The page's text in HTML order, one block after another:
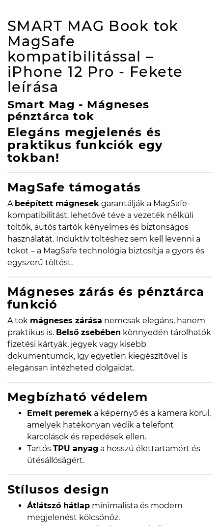
SMART MAG Book tok
MagSafe
kompatibilitással –
iPhone 12 Pro - Fekete
leírása
Smart Mag - Mágneses
pénztárca tok
Elegáns megjelenés és
praktikus funkciók egy
tokban!
MagSafe támogatás
A beépített mágnesek garantálják a MagSafe-
kompatibilitást, lehetővé téve a vezeték nélküli
töltők, autós tartók kényelmes és biztonságos
használatát. Induktív töltéshez sem kell levenni a
tokot – a MagSafe technológia biztosítja a gyors és
egyszerű töltést.
Mágneses zárás és pénztárca
funkció
A tok mágneses zárása nemcsak elegáns, hanem
praktikus is. Belső zsebében könnyedén tárolhatók
fizetési kártyák, jegyek vagy kisebb
dokumentumok, így egyetlen kiegészítővel is
elegánsan intézheted dolgaidat.
Megbízható védelem
Emelt peremek a képernyő és a kamera körül,
amelyek hatékonyan védik a telefont
karcolások és repedések ellen.
Tartós TPU anyag a hosszú élettartamért és
ütésállóságért.
Stílusos design
Átlátszó hátlap minimalista és modern
megjelenést kölcsönöz.